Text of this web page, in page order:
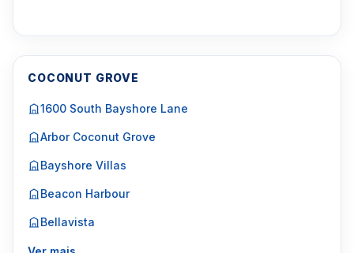
COCONUT GROVE
1600 South Bayshore Lane
Arbor Coconut Grove
Bayshore Villas
Beacon Harbour
Bellavista